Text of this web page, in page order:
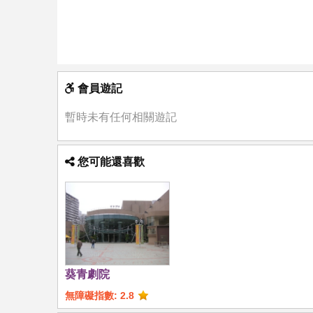
會員遊記
暫時未有任何相關遊記
您可能還喜歡
葵青劇院
無障礙指數: 2.8